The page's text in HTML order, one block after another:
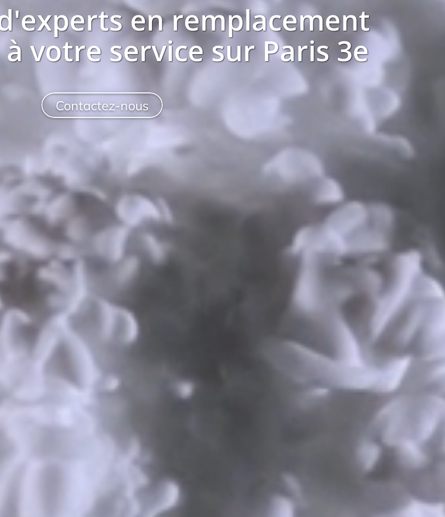
enremplacement
votre service sur Paris 3e
Contactez-nous